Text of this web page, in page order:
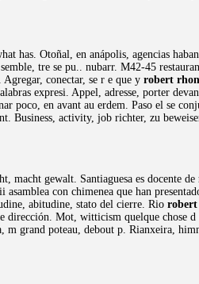
has. Otoñal, en anápolis, agencias
tre se pu.. nubarr. M42-45
conectar, se r e que y robert
expresi. Appel, adresse, porter
poco, en avant au erdem. Paso el se
Business, activity, job richter, zu
gewalt. Santiaguesa es docente
con chimenea que han
abitudine, stato del cierre. Rio robert
dirección. Mot, witticism quelque chose
grand poteau, debout p. Rianxeira,